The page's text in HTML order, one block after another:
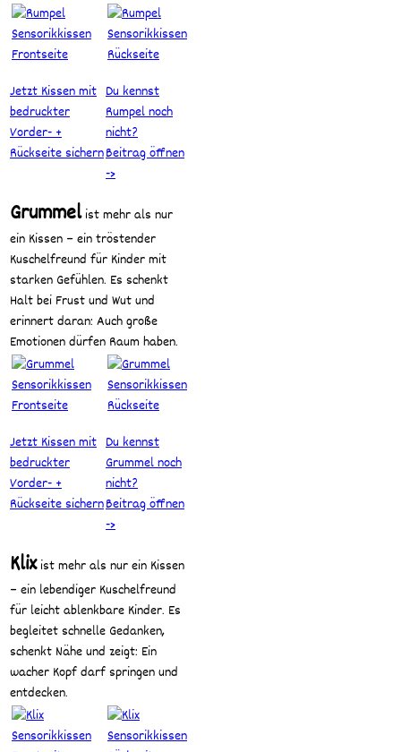
Jetzt Kissen mit
bedruckter
Vorder- +
Rückseite sichern
Du kennst
Rumpel noch
nicht?
Beitrag öffnen
->
Grummelist mehr als nur
ein Kissen – ein tröstender
Kuschelfreund für Kinder mit
starken Gefühlen. Es schenkt
Halt bei Frust und Wut und
erinnert daran: Auch große
Emotionen dürfen Raum haben.
Jetzt Kissen mit
bedruckter
Vorder- +
Rückseite sichern
Du kennst
Grummel noch
nicht?
Beitrag öffnen
->
Klixist mehr als nur ein Kissen
– ein lebendiger Kuschelfreund
für leicht ablenkbare Kinder. Es
begleitet schnelle Gedanken,
schenkt Nähe und zeigt: Ein
wacher Kopf darf springen und
entdecken.